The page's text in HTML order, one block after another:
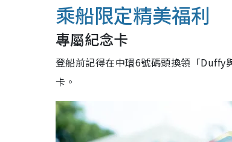
乘船限定精美福利
專屬紀念卡
登船前記得在中環6號碼頭換領「Duffy
卡。